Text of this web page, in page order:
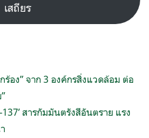
เสถียร
ร้อง” จาก 3 องค์กรสิ่งแวดล้อม ต่อ
สารกัมมันตรังสีอันตราย แรง